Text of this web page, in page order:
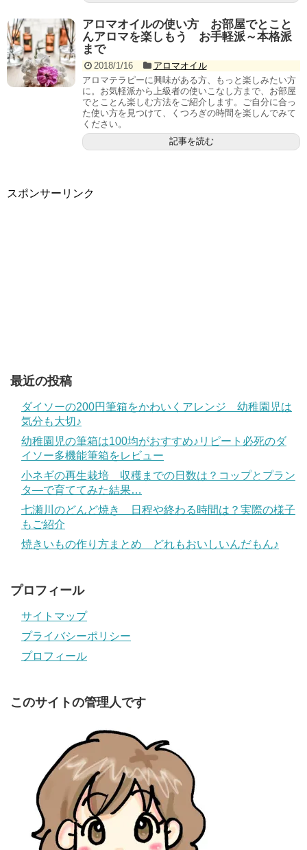
アロマオイルの使い方 お部屋でとこと
んアロマを楽しもう お手軽派～本格派
まで
2018/1/16
アロマオイル
アロマテラピーに興味がある方、もっと楽しみたい方
に。お気軽派から上級者の使いこなし方まで、お部屋
でとことん楽しむ方法をご紹介します。ご自分に合っ
た使い方を見つけて、くつろぎの時間を楽しんでみて
ください。
記事を読む
スポンサーリンク
最近の投稿
ダイソーの200円筆箱をかわいくアレンジ 幼稚園児は
気分も大切♪
幼稚園児の筆箱は100均がおすすめ♪リピート必死のダ
イソー多機能筆箱をレビュー
小ネギの再生栽培 収穫までの日数は？コップとプラン
タ―で育ててみた結果…
七瀬川のどんど焼き 日程や終わる時間は？実際の様子
もご紹介
焼きいもの作り方まとめ どれもおいしいんだもん♪
プロフィール
サイトマップ
プライバシーポリシー
プロフィール
このサイトの管理人です